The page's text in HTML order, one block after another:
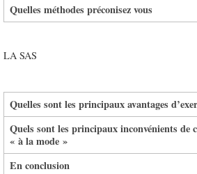
Quelles méthodes préconisez vous
LA SAS
Quelles sont les principaux avantages
Quels sont les principaux inconvénients de
« à la mode »
En conclusion